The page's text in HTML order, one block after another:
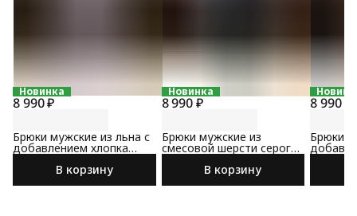
Новинка
8 990 ₽
Брюки мужские из льна с
добавлением хлопка
светло-серого цвета
В корзину
Новинка
8 990 ₽
Брюки мужские из
смесовой шерсти серого
цвета
В корзину
8 990 ₽
Брюки